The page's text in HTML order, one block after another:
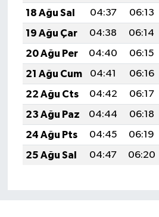
18 Ağu Sal
04:37 06:13
19 Ağu Çar
04:38 06:14
20 Ağu Per
04:40 06:15
21 Ağu Cum
04:41 06:16
22 Ağu Cts
04:42 06:17
23 Ağu Paz
04:44 06:18
24 Ağu Pts
04:45 06:19
25 Ağu Sal
04:47 06:20